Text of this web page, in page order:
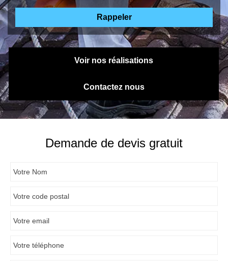
Voir nos réalisations
Contactez nous
Demande de devis gratuit